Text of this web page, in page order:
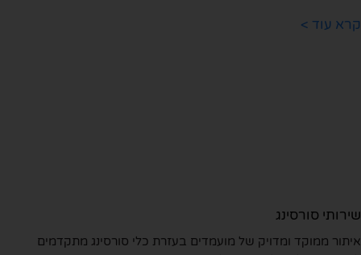
עוד >
סורסינג
ממוקד ומדויק של מועמדים בעזרת כלי סורסינג מתקדמים